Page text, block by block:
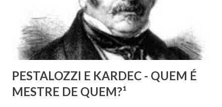
excluído, o que me parece profundamente contraditório
quando se tem algum conhecim...
PESTALOZZI E KARDEC - QUEM É
MESTRE DE QUEM?¹